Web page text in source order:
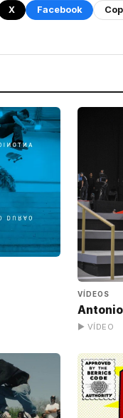
X Facebook
VÍDEOS
▶ VÍDEO